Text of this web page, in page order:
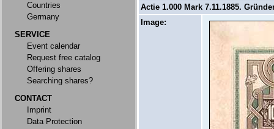
Countries
Germany
SERVICE
Event calendar
Request free catalog
Offering shares
Searching shares?
CONTACT
Imprint
Data Protection
Actie 1.000 Mark 7.11.1885.
Image: